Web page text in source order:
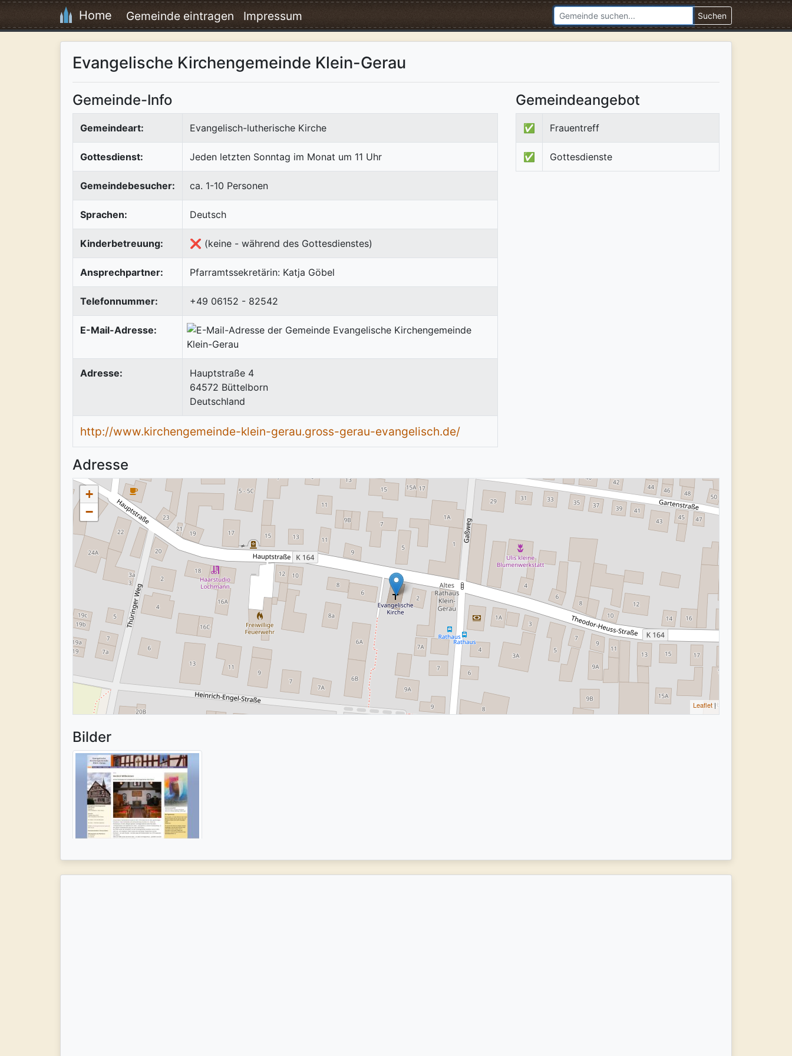
Home Gemeinde eintragen Impressum Suchen
Evangelische Kirchengemeinde Klein-Gerau
Gemeinde-Info
Gemeindeart: Evangelisch-lutherische Kirche
Gottesdienst: Jeden letzten Sonntag im Monat um 11 Uhr
Gemeindebesucher: ca. 1-10 Personen
Sprachen: Deutsch
Kinderbetreuung: ❌ (keine - während des Gottesdienstes)
Ansprechpartner: Pfarramtssekretärin: Katja Göbel
Telefonnummer: +49 06152 - 82542
E-Mail-Adresse:
Adresse:
Hauptstraße 4
64572 Büttelborn
Deutschland
http://www.kirchengemeinde-klein-gerau.gross-gerau-evangelisch.de/
Gemeindeangebot
✅ Frauentreff
✅ Gottesdienste
Adresse
+
−
Leaflet|
Bilder